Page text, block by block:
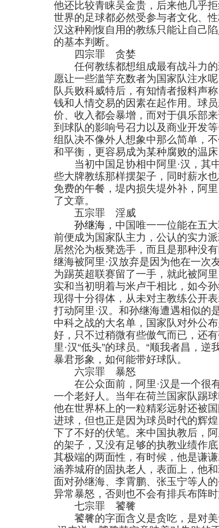
他还比较青睐吴金贵，后来他几乎
世界的足球都必然受参与者文化、
汉这种刚愎自用的教练只能让自己
的基本判断。
四宗罪 贪婪
任何教练都想组成最有战斗力的
愿让一些滥竽充数者为国家队注水
队兵败科威特后，有知情者报料声
钱和人情交易的因素在起作用。球
价、收入都会暴增，而对于俱乐部
到球队的影响号召力以及商业开发
组队决不像外人想象中那么简单，
和平衡，更容易成为某种腐败的温
当初中国足协相中阿里·汉，其
些大牌教练那样摆架子，同时薪水
免费的午餐，堤内损失堤外补，阿
了文章。
五宗罪 淫威
孙继海 ，中国唯一一位能在五
前便成为国家队主力，公认的实力
居然沦为板凳选手，而且是那种没
继海被阿里·汉放弃是因为他在一次
为踢英超联赛留了一手，就此被阿
实和当初明着与米卢干相比，如今
现得十分得体，从未对主教练公开
打动阿里·汉。和孙继海遭遇相似的
中科之战的大名单，国家队对外公
好，只不过稍微有些傲气而已，还有
里·汉“低头”的球员。“顺我者昌，逆
暴君形象，如何能带好球队。
六宗罪 暴怒
在公众面前，阿里·汉是一个很
一个老好人。当年在荷兰国家队踢
他在世界杯上的一粒精彩远射还被
进球，但也正是因为球员时代的辉
下了不好的伏笔。来中国执教后，
的架子，又没有足够的执教业绩作
其极端的两面性，有时候，他是谦
涵养城府的固执老人，表面上，他
面对孙继海、李霄鹏、张玉宁等人
异常暴怒，否则也不会有排兵布阵
七宗罪 饕餮
饕餮的字面含义是贪吃，是对美